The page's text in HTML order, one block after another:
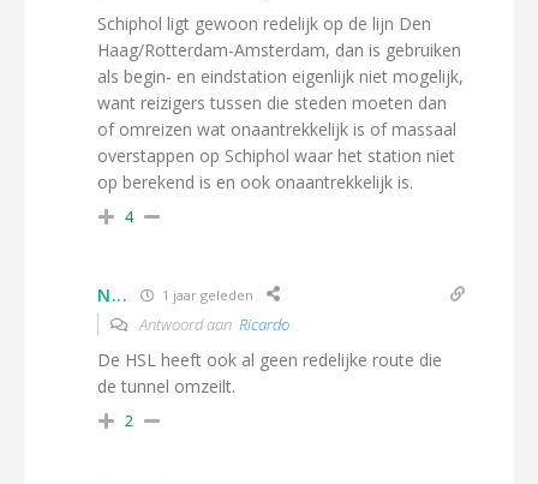
Schiphol ligt gewoon redelijk op de lijn Den
Haag/Rotterdam-Amsterdam, dan is gebruiken
als begin- en eindstation eigenlijk niet mogelijk,
want reizigers tussen die steden moeten dan
of omreizen wat onaantrekkelijk is of massaal
overstappen op Schiphol waar het station niet
op berekend is en ook onaantrekkelijk is.
4
N... 1 jaar geleden
Antwoord aan Ricardo
De HSL heeft ook al geen redelijke route die
de tunnel omzeilt.
2